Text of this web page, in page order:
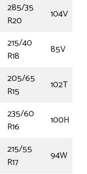
285/35
R20
104V
215/40
R18
85V
205/65
R15
102T
235/60
R16
100H
215/55
R17
94W